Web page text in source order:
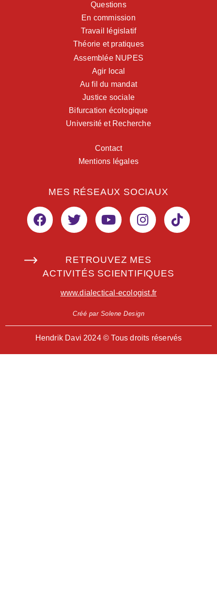
Questions
En commission
Travail législatif
Théorie et pratiques
Assemblée NUPES
Agir local
Au fil du mandat
Justice sociale
Bifurcation écologique
Université et Recherche
Contact
Mentions légales
MES RÉSEAUX SOCIAUX
RETROUVEZ MES
ACTIVITÉS SCIENTIFIQUES
www.dialectical-ecologist.fr
Créé par Solene Design
Hendrik Davi 2024 © Tous droits réservés